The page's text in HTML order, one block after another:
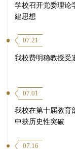
学校召开党委理论
建思想
07.21
我校费明稳教授受
07.01
我校在第十届教育
中获历史性突破
07.16